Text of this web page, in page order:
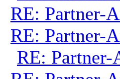
RE: Partner-
RE: Partner-
RE: Partner-